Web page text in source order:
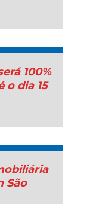
100%
o dia 15
São